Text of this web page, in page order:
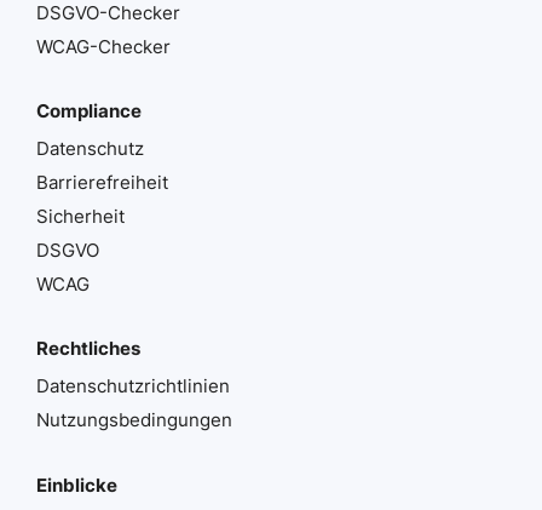
DSGVO-Checker
WCAG-Checker
Compliance
Datenschutz
Barrierefreiheit
Sicherheit
DSGVO
WCAG
Rechtliches
Datenschutzrichtlinien
Nutzungsbedingungen
Einblicke